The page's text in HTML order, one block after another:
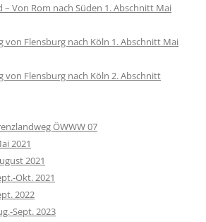
– Von Rom nach Süden 1. Abschnitt Mai
von Flensburg nach Köln 1. Abschnitt Mai
von Flensburg nach Köln 2. Abschnitt
ÖWWW 07
2021
2021
Okt. 2021
2022
Sept. 2023